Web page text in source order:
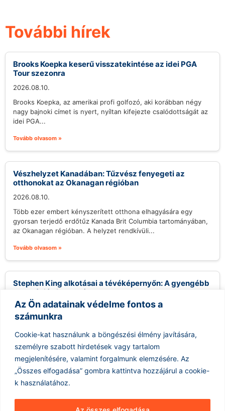
Az Ön adatainak védelme fontos a
számunkra
Cookie-kat használunk a böngészési élmény javítására,
személyre szabott hirdetések vagy tartalom
megjelenítésére, valamint forgalmunk elemzésére. Az
„Összes elfogadása” gombra kattintva hozzájárul a cookie-
k használatához.
További hírek
Brooks Koepka keserű visszatekintése az idei PGA
Tour szezonra
2026.08.10.
Brooks Koepka, az amerikai profi golfozó, aki korábban négy
nagy bajnoki címet is nyert, nyíltan kifejezte csalódottságát az
idei PGA...
Tovább olvasom »
Vészhelyzet Kanadában: Tűzvész fenyegeti az
otthonokat az Okanagan régióban
2026.08.10.
Több ezer embert kényszerített otthona elhagyására egy
gyorsan terjedő erdőtűz Kanada Brit Columbia tartományában,
az Okanagan régióban. A helyzet rendkívüli...
Tovább olvasom »
Stephen King alkotásai a tévéképernyőn: A gyengébb
adaptációk is vonzóak?
2026.08.10.
Stephen King, a horror és thriller műfajának királya, több mint
100 film- és minisorozat-adaptációt inspirált már, ami szinte
bibliai méretű...
Tovább olvasom »